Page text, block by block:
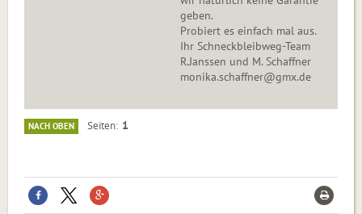
geben.
Probiert es einfach mal aus.
Ihr Schneckbleibweg-Team
R.Janssen und M. Schaffner
monika.schaffner@gmx.de
NACH OBEN Seiten 1